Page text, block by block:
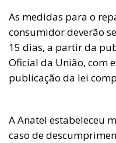
As medidas para o
consumidor deverão
15 dias, a partir da
Oficial da União, com
publicação da lei
A Anatel estabeleceu
caso de